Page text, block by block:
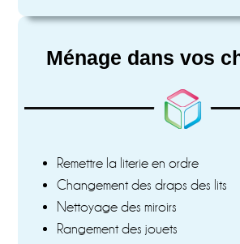
Ménage dans vos
Remettre la literie en ordre
Changement des draps des lits
Nettoyage des miroirs
Rangement des jouets